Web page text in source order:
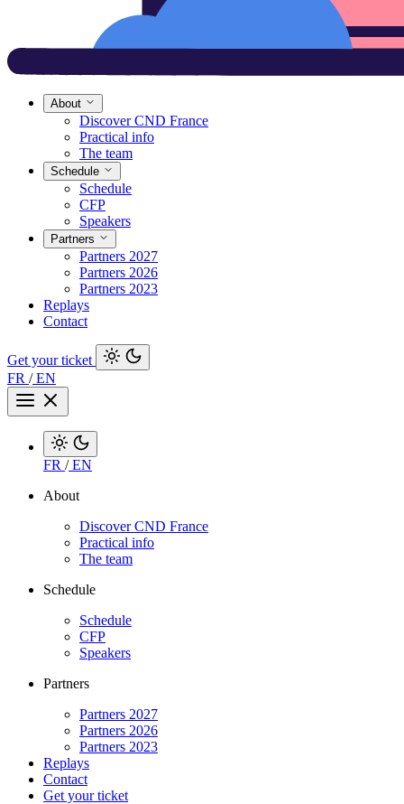
About
Discover CND France
Practical info
The team
Schedule
Schedule
CFP
Speakers
Partners
Partners 2027
Partners 2026
Partners 2023
Replays
Contact
Get your ticket
FR /EN
FR /EN
About
Discover CND France
Practical info
The team
Schedule
Schedule
CFP
Speakers
Partners
Partners 2027
Partners 2026
Partners 2023
Replays
Contact
Get your ticket